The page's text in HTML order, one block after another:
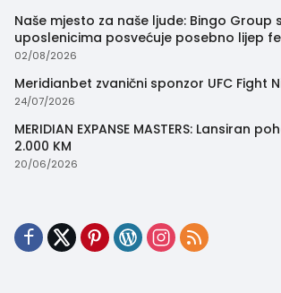
Naše mjesto za naše ljude: Bingo Group
uposlenicima posvećuje posebno lijep
trenutak
02/08/2026
Meridianbet zvanični sponzor UFC Fight
24/07/2026
MERIDIAN EXPANSE MASTERS: Lansiran
2.000 KM
20/06/2026